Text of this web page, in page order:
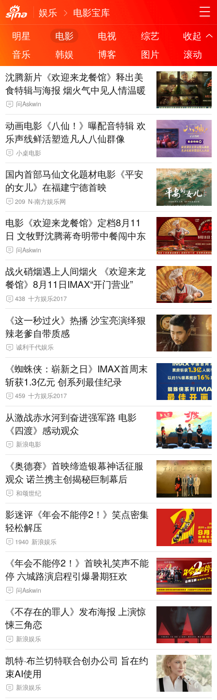
娱乐
电影宝库
明星
电影 电视 综艺
收起
音乐
韩娱 博客 图片
滚动
沈腾新片《欢迎来龙餐馆》释出美
食特辑与海报 烟火气中见人情温暖
问Askwin
动画电影《八仙！》曝配音特辑 欢
乐声线鲜活塑造凡人八仙群像
小桌电影
国内首部马仙文化题材电影《平安
的女儿》在福建宁德首映
209 N-南方娱乐网
电影《欢迎来龙餐馆》定档8月11
日 文牧野沈腾蒋奇明带中餐闯中东
问Askwin
战火硝烟遇上人间烟火 《欢迎来龙
餐馆》8月11日IMAX“开门营业”
438 十方娱乐2017
《这一秒过火》热播 沙宝亮演绎狠
辣老爹自带质感
诚利千代娱乐
《蜘蛛侠：崭新之日》IMAX首周末
斩获1.3亿元 创系列最佳纪录
459 十方娱乐2017
从激战赤水河到奋进强军路 电影
《四渡》感动观众
新浪电影
《奥德赛》首映缔造银幕神话征服
观众 诺兰携主创揭秘巨制幕后
和颂世纪
影迷评《年会不能停2！》笑点密集
轻松解压
1940 新浪娱乐
《年会不能停2！》首映礼笑声不能
停 六城路演启程引爆暑期狂欢
问Askwin
《不存在的罪人》发布海报 上演惊
悚三角恋
新浪娱乐
凯特·布兰切特联合创办公司 旨在约
束AI使用
新浪娱乐